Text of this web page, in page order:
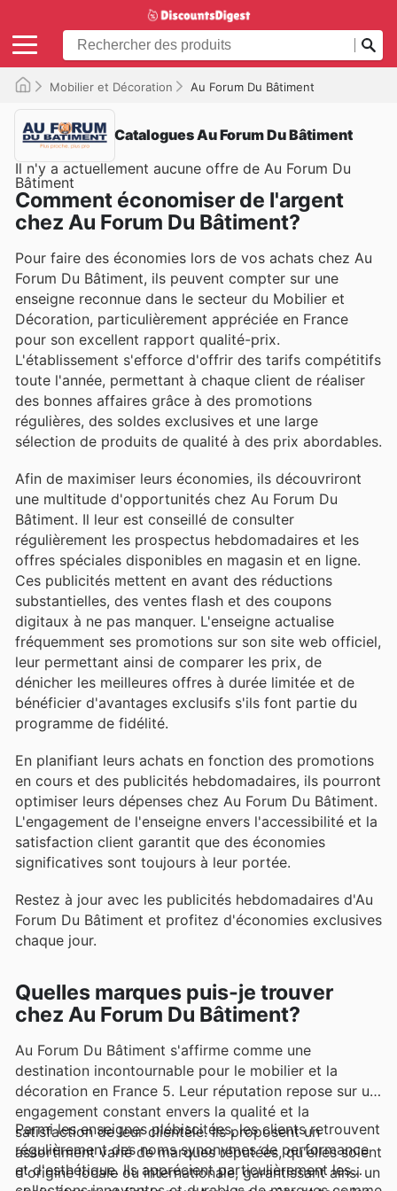
Mobilier et Décoration Au Forum Du Bâtiment
Catalogues Au Forum Du Bâtiment
Il n'y a actuellement aucune offre de Au Forum Du
Bâtiment
Comment économiser de l'argent
chez Au Forum Du Bâtiment?
Pour faire des économies lors de vos achats chez Au
Forum Du Bâtiment, ils peuvent compter sur une
enseigne reconnue dans le secteur du Mobilier et
Décoration, particulièrement appréciée en France
pour son excellent rapport qualité-prix.
L'établissement s'efforce d'offrir des tarifs compétitifs
toute l'année, permettant à chaque client de réaliser
des bonnes affaires grâce à des promotions
régulières, des soldes exclusives et une large
sélection de produits de qualité à des prix abordables.
Afin de maximiser leurs économies, ils découvriront
une multitude d'opportunités chez Au Forum Du
Bâtiment. Il leur est conseillé de consulter
régulièrement les prospectus hebdomadaires et les
offres spéciales disponibles en magasin et en ligne.
Ces publicités mettent en avant des réductions
substantielles, des ventes flash et des coupons
digitaux à ne pas manquer. L'enseigne actualise
fréquemment ses promotions sur son site web officiel,
leur permettant ainsi de comparer les prix, de
dénicher les meilleures offres à durée limitée et de
bénéficier d'avantages exclusifs s'ils font partie du
programme de fidélité.
En planifiant leurs achats en fonction des promotions
en cours et des publicités hebdomadaires, ils pourront
optimiser leurs dépenses chez Au Forum Du Bâtiment.
L'engagement de l'enseigne envers l'accessibilité et la
satisfaction client garantit que des économies
significatives sont toujours à leur portée.
Restez à jour avec les publicités hebdomadaires d'Au
Forum Du Bâtiment et profitez d'économies exclusives
chaque jour.
Quelles marques puis-je trouver
chez Au Forum Du Bâtiment?
Au Forum Du Bâtiment s'affirme comme une
destination incontournable pour le mobilier et la
décoration en France 5. Leur réputation repose sur un
engagement constant envers la qualité et la
satisfaction de leur clientèle. Ils proposent un
assortiment varié de marques réputées, qu'elles soient
d'origine locale ou internationale, garantissant ainsi un
Parmi les enseignes plébiscitées, les clients retrouvent
régulièrement des noms synonymes de performance
et d'esthétique. Ils apprécient particulièrement les